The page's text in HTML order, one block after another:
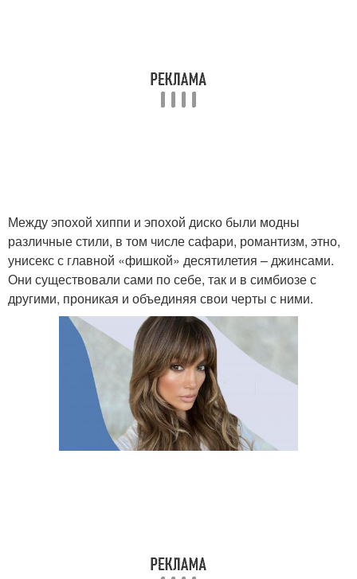
Между эпохой хиппи и эпохой диско были модны
различные стили, в том числе сафари, романтизм, этно,
унисекс с главной «фишкой» десятилетия – джинсами.
Они существовали сами по себе, так и в симбиозе с
другими, проникая и объединяя свои черты с ними.